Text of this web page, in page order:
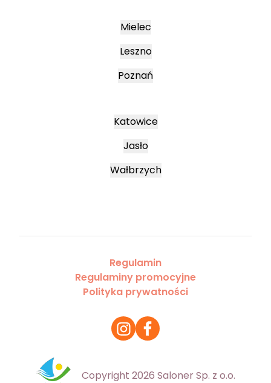
Mielec
Leszno
Poznań
Katowice
Jasło
Wałbrzych
Regulamin
Regulaminy promocyjne
Polityka prywatności
Copyright 2026 Saloner Sp. z o.o.